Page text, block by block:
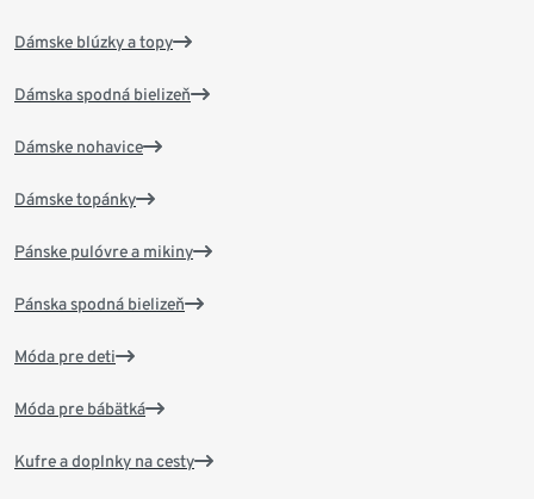
Dámske blúzky a topy
Dámska spodná bielizeň
Dámske nohavice
Dámske topánky
Pánske pulóvre a mikiny
Pánska spodná bielizeň
Móda pre deti
Móda pre bábätká
Kufre a doplnky na cesty